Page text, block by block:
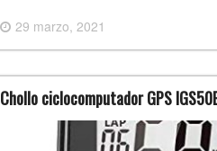
29 marzo, 2021
Chollo ciclocomputador GPS